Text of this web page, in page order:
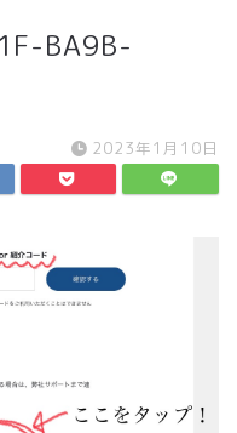
BA9B-
2023年1月10日